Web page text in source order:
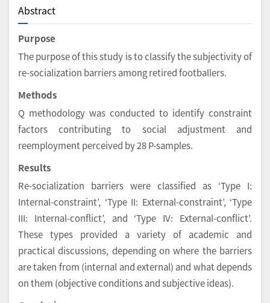
Abstract
Purpose
The purpose of this study is to classify the subjectivity of
re-socialization barriers among retired footballers.
Methods
Q methodology was conducted to identify constraint
factors contributing to social adjustment and
reemployment perceived by 28 P-samples.
Results
Re-socialization barriers were classified as ‘Type I:
Internal-constraint’, ‘Type II: External-constraint’, ‘Type
III: Internal-conflict’, and ‘Type IV: External-conflict’.
These types provided a variety of academic and
practical discussions, depending on where the barriers
are taken from (internal and external) and what depends
on them (objective conditions and subjective ideas).